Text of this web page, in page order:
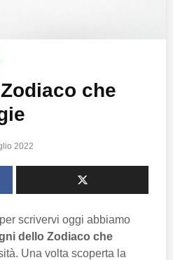
che
2022
scrivervi oggi abbiamo
dello Zodiaco che
Una volta scoperta la